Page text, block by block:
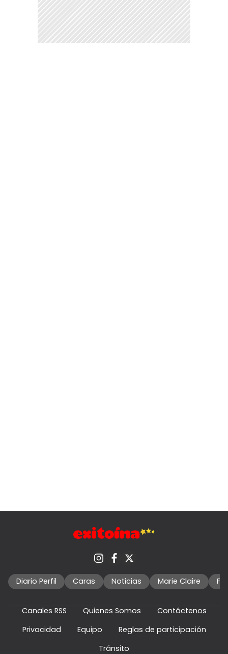
Diario Perfil Caras Noticias Marie Claire
Canales RSS Quienes Somos
Contáctenos
Privacidad
Equipo
Reglas de participación
Tránsito